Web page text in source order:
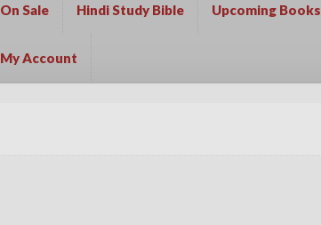
On Sale Hindi Study Bible Upcoming Books
My Account